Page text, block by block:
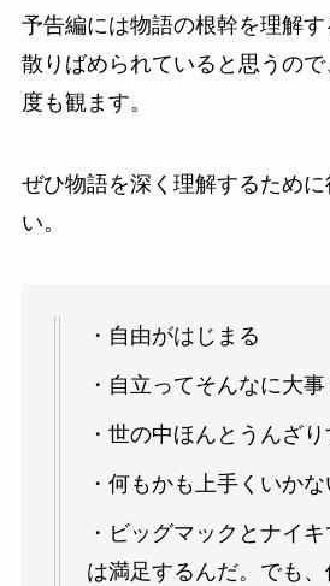
予告編には物語の根幹を理解
散りばめられていると思うの
度も観ます。
ぜひ物語を深く理解するため
い。
・自由がはじまる
・自立ってそんなに大事
・世の中ほんとうんざり
・何もかも上手くいかな
・ビッグマックとナイ
は満足するんだ。でも